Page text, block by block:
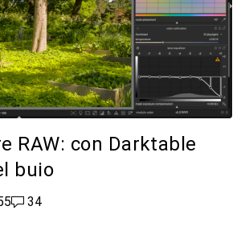
RAW: con Darktable
buio
34 commenti
34